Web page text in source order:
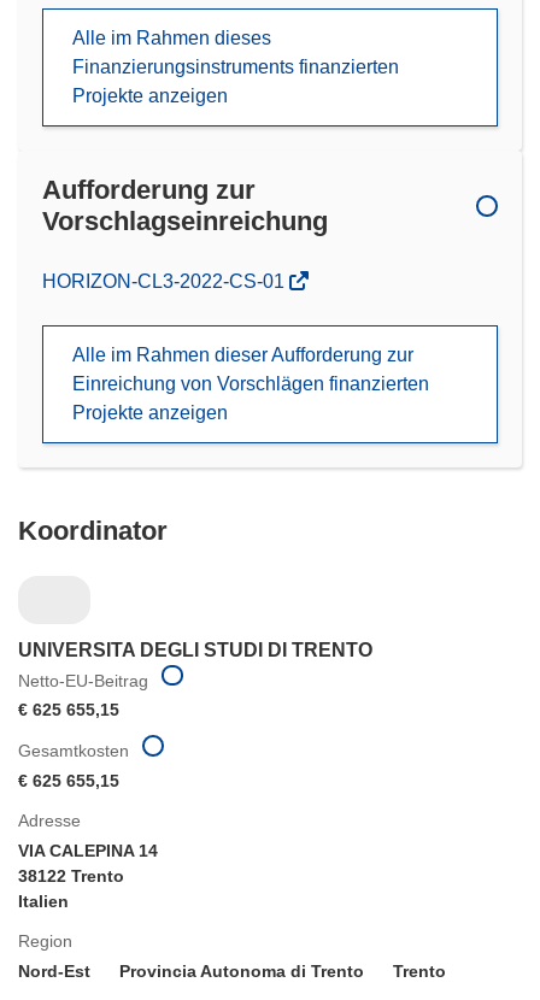
Alle im Rahmen dieses
Finanzierungsinstruments finanzierten
Projekte anzeigen
Aufforderung zur
Vorschlagseinreichung
(öffnet
Fenster)
HORIZON-CL3-2022-CS-01
Alle im Rahmen dieser Aufforderung zur
Einreichung von Vorschlägen finanzierten
Projekte anzeigen
Koordinator
UNIVERSITA DEGLI STUDI DI TRENTO
Netto-EU-Beitrag
€ 625 655,15
Adresse
VIA CALEPINA 14
38122 Trento
Italien
Region
Nord-Est
Provincia Autonoma di Trento Trento
Gesamtkosten
€ 625 655,15